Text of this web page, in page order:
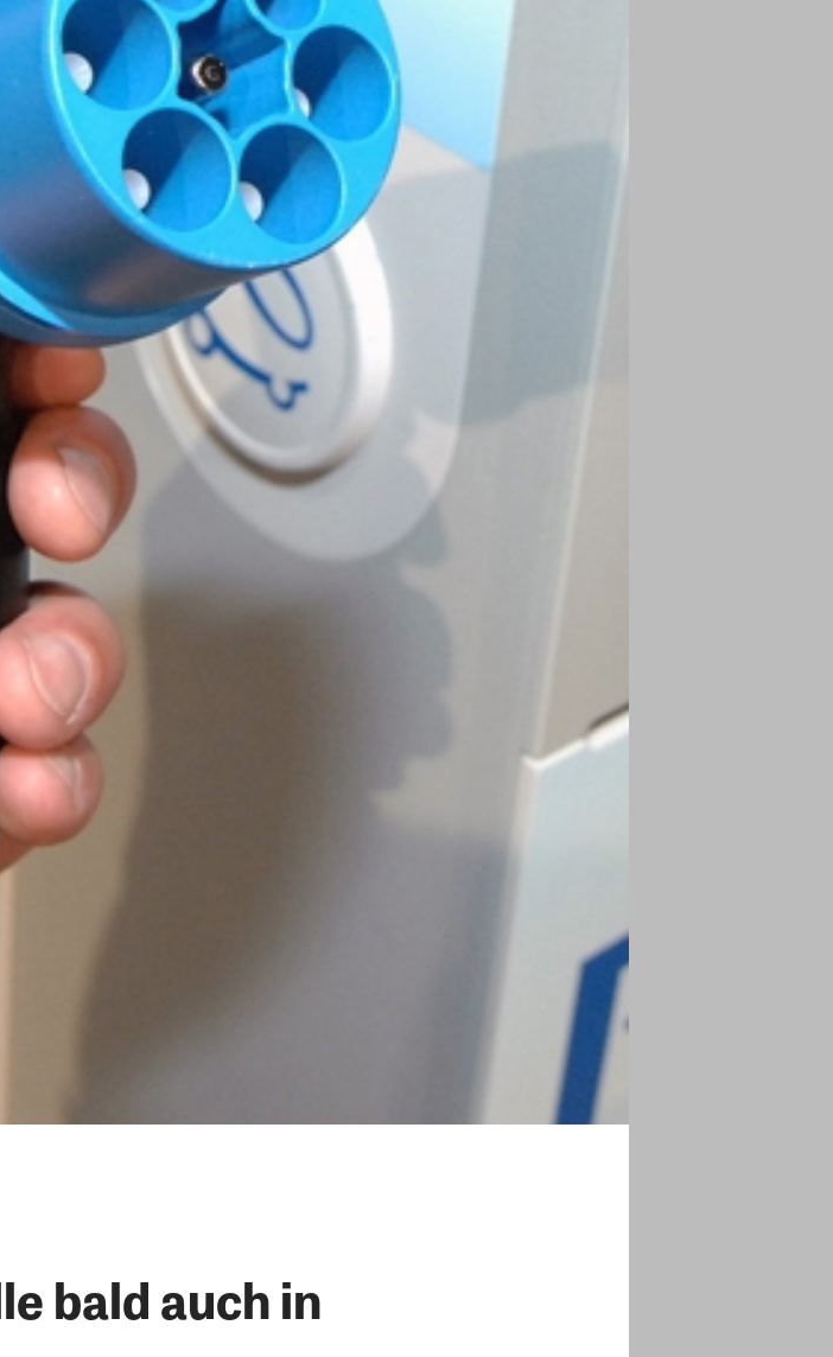
bald auch in